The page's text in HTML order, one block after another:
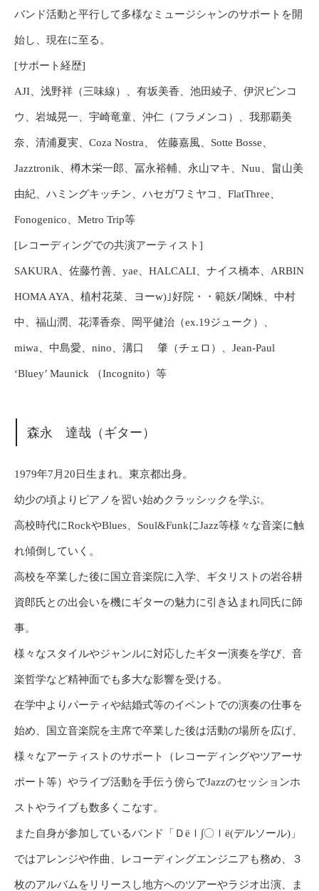
バンド活動と平行して多様なミュージシャンのサポートを開
始し、現在に至る。
[サポート経歴]
AJI、浅野祥（三味線）、有坂美香、池田綾子、伊沢ビンコ
ウ、岩城晃一、宇崎竜童、沖仁（フラメンコ）、我那覇美
奈、清浦夏実、Coza Nostra、 佐藤嘉風、Sotte Bosse、
Jazztronik、樽木栄一郎、冨永裕輔、永山マキ、Nuu、畠山美
由紀、ハミングキッチン、ハセガワミヤコ、FlatThree、
Fonogenico、Metro Trip等
[レコーディングでの共演アーティスト]
SAKURA、佐藤竹善、yae、HALCALI、ナイス橋本、ARBIN
HOMA AYA、植村花菜、ヨーw)｣好院・・範妖ﾉ闍蛛、中村
中、福山潤、花澤香奈、岡平健治（ex.19ジューク）、
miwa、中島愛、nino、溝口 肇（チェロ）、Jean-Paul
‘Bluey’ Maunick （Incognito）等
森永 達哉（ギター）
1979年7月20日生まれ。東京都出身。
幼少の頃よりピアノを習い始めクラッシックを学ぶ。
高校時代にRockやBlues、Soul&FunkにJazz等様々な音楽に触
れ傾倒していく。
高校を卒業した後に国立音楽院に入学、ギタリストの岩谷耕
資郎氏との出会いを機にギターの魅力に引き込まれ同氏に師
事。
様々なスタイルやジャンルに対応したギター演奏を学び、音
楽哲学など精神面でも多大な影響を受ける。
在学中よりパーティや結婚式等のイベントでの演奏の仕事を
始め、国立音楽院を主席で卒業した後は活動の場所を広げ、
様々なアーティストのサポート（レコーディングやツアーサ
ポート等）やライブ活動を手伝う傍らでJazzのセッションホ
ストやライブも数多くこなす。
また自身が参加しているバンド「Ｄёｌ∫〇ｌё(デルソール)」
ではアレンジや作曲、レコーディングエンジニアも務め、３
枚のアルバムをリリースし地方へのツアーやラジオ出演、ま